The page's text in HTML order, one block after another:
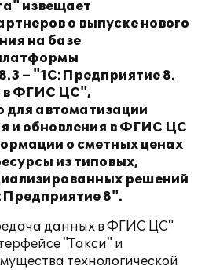
извещает
о выпуске нового
на базе
– "1С:Предприятие 8.
в ФГИС ЦС",
для автоматизации
и обновления в ФГИС ЦС
о сметных ценах
из типовых,
решений
8".
данных в ФГИС ЦС"
"Такси" и
технологической